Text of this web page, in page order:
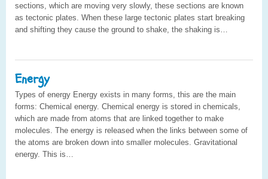
sections, which are moving very slowly, these sections are known
as tectonic plates. When these large tectonic plates start breaking
and shifting they cause the ground to shake, the shaking is…
Energy
Types of energy Energy exists in many forms, this are the main
forms: Chemical energy. Chemical energy is stored in chemicals,
which are made from atoms that are linked together to make
molecules. The energy is released when the links between some of
the atoms are broken down into smaller molecules. Gravitational
energy. This is…